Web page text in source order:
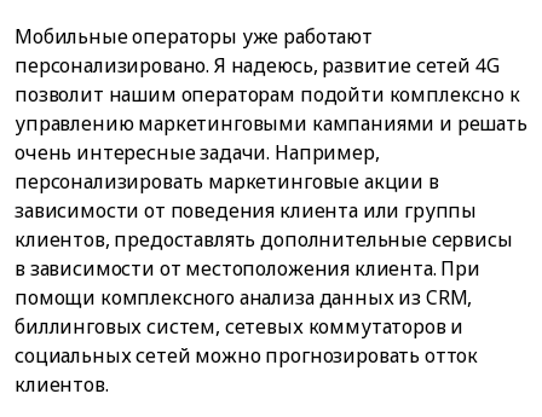
Мобильные операторы уже работают
персонализировано. Я надеюсь, развитие сетей 4G
позволит нашим операторам подойти комплексно к
управлению маркетинговыми кампаниями и решать
очень интересные задачи. Например,
персонализировать маркетинговые акции в
зависимости от поведения клиента или группы
клиентов, предоставлять дополнительные сервисы
в зависимости от местоположения клиента. При
помощи комплексного анализа данных из CRM,
биллинговых систем, сетевых коммутаторов и
социальных сетей можно прогнозировать отток
клиентов.